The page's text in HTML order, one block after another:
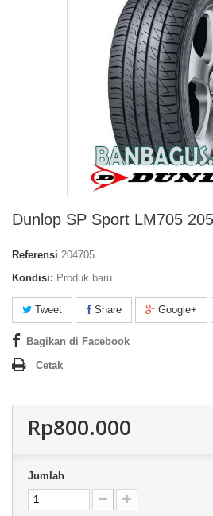
Dunlop SP Sport LM705
Referensi 204705
Kondisi: Produk baru
Tweet Share Google+
Bagikan di Facebook
Cetak
Rp800.000
Jumlah